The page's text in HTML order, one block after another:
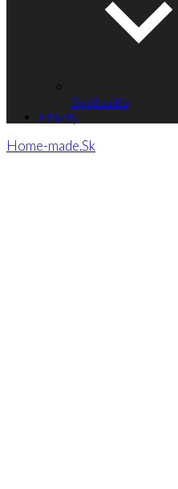
Spiritualita
Etikety
Home-made.Sk